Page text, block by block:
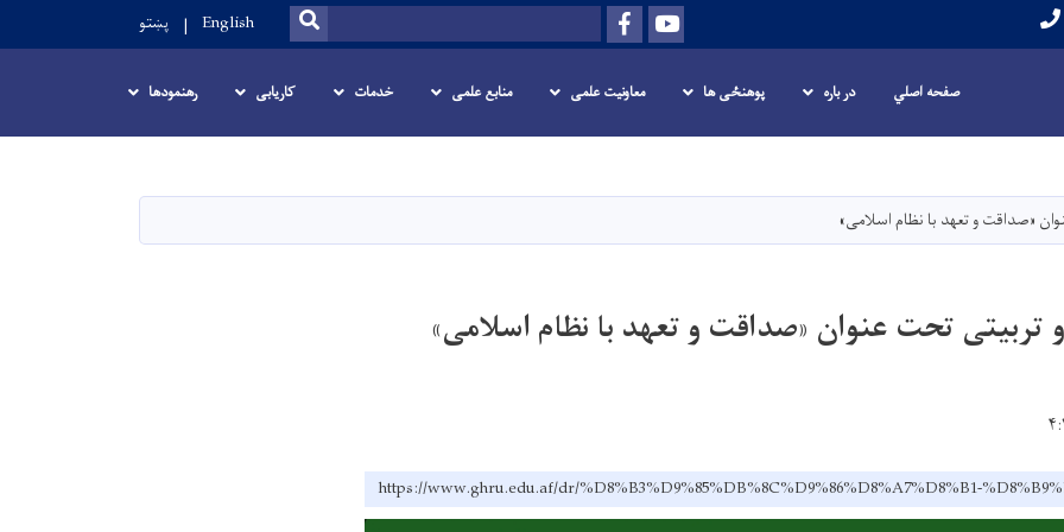
content
Youtube
Facebook
Search
SEARCH
English پښتو
صفحه اصلي در باره پوهنځی ها معاونیت علمی منابع علمی خدمات کاریابی رهنمودها
«صداقت و تعهد با نظام اسلامی»
تربیتی تحت عنوان «صداقت و تعهد با نظام اسلامی»
https://www.ghru.edu.af/dr/%D8%B3%D9%85%DB%8C%D9%86%D8%A7%D8%B1-